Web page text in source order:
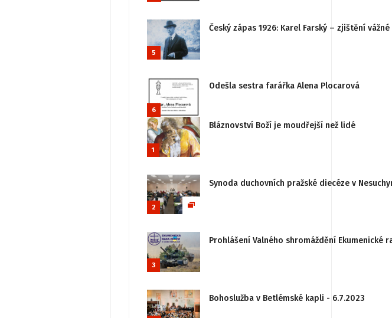
5
Český zápas 1926: Karel Farský – zjištění
6
Odešla sestra farářka Alena Plocarová
1
Bláznovství Boží je moudřejší než lidé
2
Synoda duchovních pražské diecéze v
3
Prohlášení Valného shromáždění
Bohoslužba v Betlémské kapli - 6.7.2023